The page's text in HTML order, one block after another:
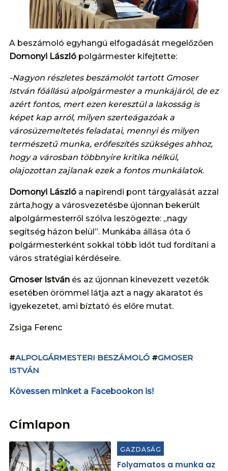
A beszámoló egyhangú elfogadását megelőzően
Domonyi László polgármester kifejtette:
-Nagyon részletes beszámolót tartott Gmoser
István főállású alpolgármester a munkájáról, de ez
azért fontos, mert ezen keresztül a lakosság is
képet kap arról, milyen szerteágazóak a
városüzemeltetés feladatai, mennyi és milyen
természetű munka, erőfeszítés szükséges ahhoz,
hogy a városban többnyire kritika nélkül,
olajozottan zajlanak ezek a fontos munkálatok.
Domonyi László a napirendi pont tárgyalását azzal
zárta,hogy a városvezetésbe újonnan bekerült
alpolgármesterről szólva leszögezte: „nagy
segítség házon belül”. Munkába állása óta ő
polgármesterként sokkal több időt tud fordítani a
város stratégiai kérdéseire.
Gmoser István és az újonnan kinevezett vezetők
esetében örömmel látja azt a nagy akaratot és
igyekezetet, ami bíztató és előre mutat.
Zsiga Ferenc
#ALPOLGÁRMESTERI BESZÁMOLÓ #GMOSER
ISTVÁN
Kövessen minket a Facebookon is!
Címlapon
GAZDASÁG
Folyamatos a munka az